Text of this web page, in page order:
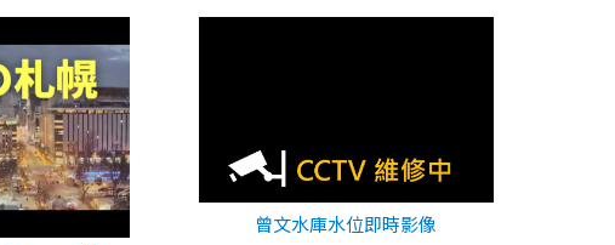
曾文水庫水位即時影像